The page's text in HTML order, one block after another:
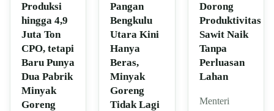
Produksi
hingga 4,9
Juta Ton
CPO, tetapi
Baru Punya
Dua Pabrik
Minyak
Goreng
Pangan
Bengkulu
Utara Kini
Hanya
Beras,
Minyak
Goreng
Tidak Lagi
Dorong
Produktivitas
Sawit Naik
Tanpa
Perluasan
Lahan
Menteri